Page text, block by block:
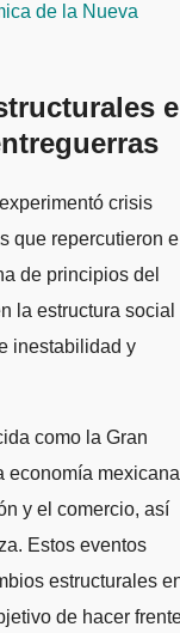
de la Nueva
crisis
que repercutieron
de principios del
la estructura social
inestabilidad y
como la Gran
economía
y el comercio, así
Estos eventos
estructurales
de hacer